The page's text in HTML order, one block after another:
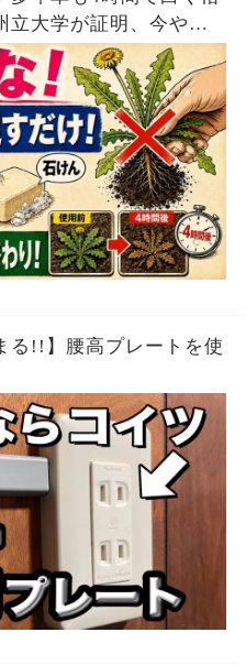
立大学が証明、今やら
壊れます」
る!!】腰高プレートを使